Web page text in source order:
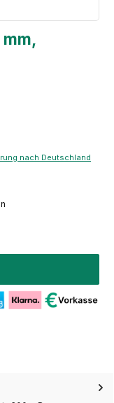
mm,
nach Deutschland